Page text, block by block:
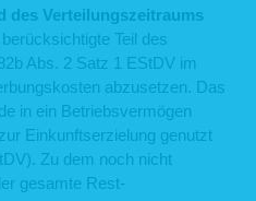
des Verteilungszeitraums
Teil des
Abs. 2 Satz 1 EStDV im
abzusetzen. Das
in ein Betriebsvermögen
Einkunftserzielung genutzt
Zu dem noch nicht
gesamte Rest-
Dauer, für die wir Ihre personenbezogenen
dies nicht möglich ist, die Kriterien für die
auf Berichtigung oder Löschung der Sie
Daten, eines Rechts auf
durch uns oder eines
Verarbeitung;
bei einer Aufsichtsbehörde;
über die Herkunft der Daten, sofern die
Entscheidungsfindung einschließlich